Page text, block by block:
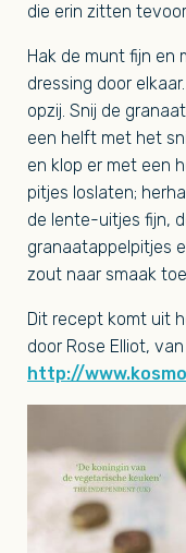
die erin zitten
Hak de munt fijn en
dressing door
opzij. Snij de
een helft met het
en klop er met een
pitjes loslaten;
de lente-uitjes fijn,
granaatappelpitjes
zout naar smaak
Dit recept komt uit
door Rose Elliot,
http://